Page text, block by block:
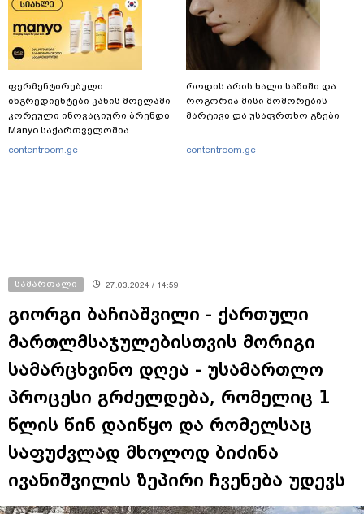
ფერმენტირებული
ინგრედიენტები კანის მოვლაში -
კორეული ინოვაციური ბრენდი
Manyo საქართველოშია
contentroom.ge
როდის არის ხალი საშიში და
როგორია მისი მოშორების
მარტივი და უსაფრთხო გზები
contentroom.ge
სამართალი 27.03.2024 / 14:59
გიორგი ბაჩიაშვილი - ქართული
მართლმსაჯულებისთვის მორიგი
სამარცხვინო დღეა - უსამართლო
პროცესი გრძელდება, რომელიც 1
წლის წინ დაიწყო და რომელსაც
საფუძვლად მხოლოდ ბიძინა
ივანიშვილის ზეპირი ჩვენება უდევს